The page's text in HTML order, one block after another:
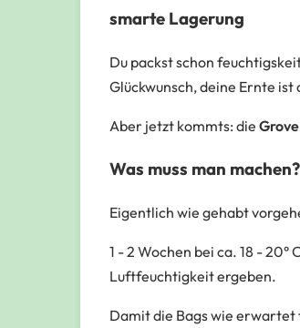
smarte Lagerung
Du packst schon
Glückwunsch, deine Ernte
Aber jetzt kommts: die
Was muss man machen?
Eigentlich wie gehabt
1 - 2 Wochen bei ca. 18 -
Luftfeuchtigkeit ergeben.
Damit die Bags wie erwartet